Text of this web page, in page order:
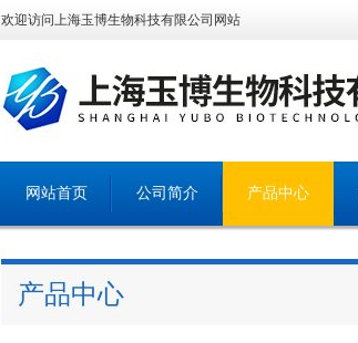
欢迎访问上海玉博生物科技有限公司网站
网站首页 公司简介 产品中心
产品中心